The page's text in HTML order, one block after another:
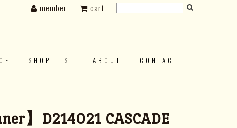
SHOP LIST ABOUT CONTACT
member cart
】D214021 CASCADE